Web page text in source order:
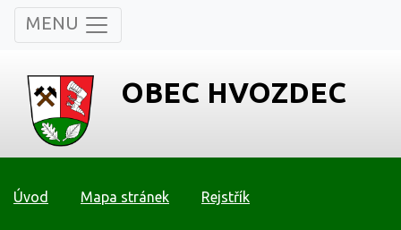
MENU
OBEC HVOZDEC
Úvod Mapa stránek Rejstřík